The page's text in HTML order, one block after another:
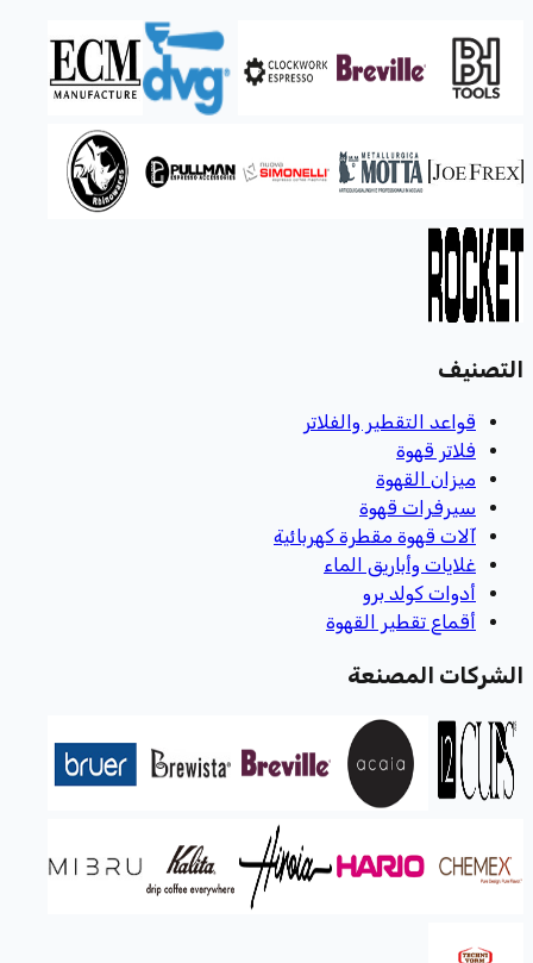
التصنيف
قواعد التقطير والفلاتر
فلاتر قهوة
ميزان القهوة
سيرفرات قهوة
آلات قهوة مقطرة كهربائية
غلايات وأباريق الماء
أدوات كولد برو
أقماع تقطير القهوة
الشركات المصنعة